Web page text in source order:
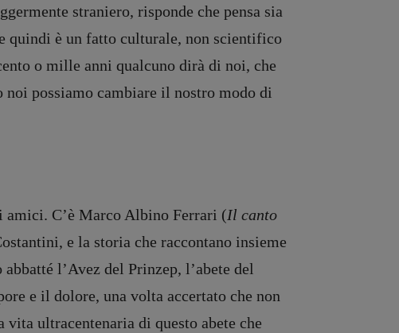
straniero, risponde che pensa sia
quindi è un fatto culturale, non scientifico
o mille anni qualcuno dirà di noi, che
possiamo cambiare il nostro modo di
amici. C’è Marco Albino Ferrari (Il canto
e la storia che raccontano insieme
l’Avez del Prinzep, l’abete del
e il dolore, una volta accertato che non
ultracentenaria di questo abete che